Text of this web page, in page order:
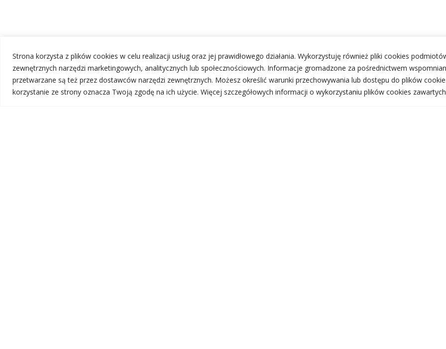
Strona korzysta z plików cookies w celu realizacji usług oraz jej prawidłowego działania. Wykorzystuję również pliki cookies
zewnętrznych narzędzi marketingowych, analitycznych lub społecznościowych. Informacje gromadzone za pośrednictwem
przetwarzane są też przez dostawców narzędzi zewnętrznych. Możesz określić warunki przechowywania lub dostępu do plików
korzystanie ze strony oznacza Twoją zgodę na ich użycie. Więcej szczegółowych informacji o wykorzystaniu plików cookies